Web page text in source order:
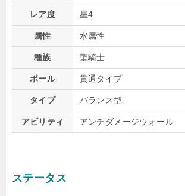
レア度 星4
属性 水属性
種族 聖騎士
ボール 貫通タイプ
タイプ バランス型
アビリティ アンチダメージウォール
ステータス